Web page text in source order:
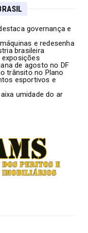
governança e
e redesenha
brasileira
de agosto no DF
trânsito no Plano
esportivos e
umidade do ar